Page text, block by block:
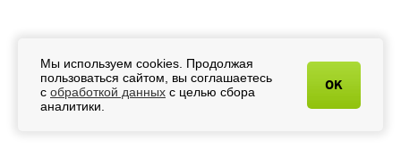
Мы используем cookies. Продолжая
пользоваться сайтом, вы соглашаетесь
с обработкой данных с целью сбора
аналитики.
OK